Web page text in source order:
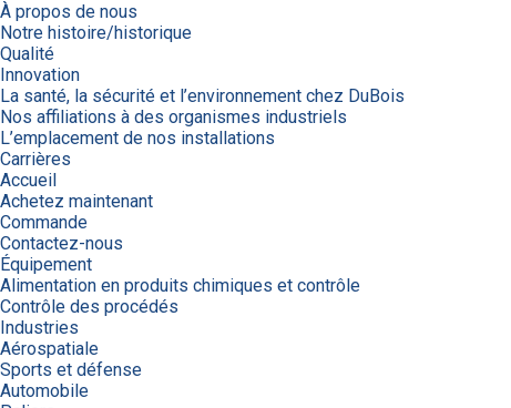
À propos de nous
Notre histoire/historique
Qualité
Innovation
La santé, la sécurité et l’environnement chez DuBois
Nos affiliations à des organismes industriels
L’emplacement de nos installations
Carrières
Accueil
Achetez maintenant
Commande
Contactez-nous
Équipement
Alimentation en produits chimiques et contrôle
Contrôle des procédés
Industries
Aérospatiale
Sports et défense
Automobile